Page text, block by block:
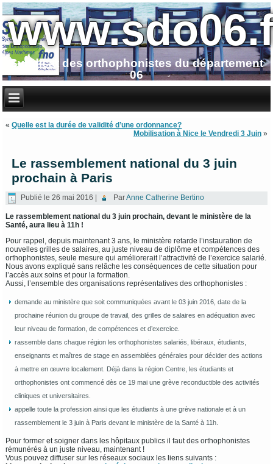
Syndicat des orthophonistes du département
06
«Quelle est la durée de validité d’une ordonnance?
Mobilisation à Nice le Vendredi 3 Juin»
Le rassemblement national du 3 juin
prochain à Paris
Publié le 26 mai 2016 ParAnne Catherine Bertino
Le rassemblement national du 3 juin prochain, devant le ministère de la
Santé, aura lieu à 11h !
Pour rappel, depuis maintenant 3 ans, le ministère retarde l’instauration de
nouvelles grilles de salaires, au juste niveau de diplôme et compétences des
orthophonistes, seule mesure qui améliorerait l’attractivité de l’exercice salarié.
Nous avons expliqué sans relâche les conséquences de cette situation pour
l’accès aux soins et pour la formation.
Aussi, l’ensemble des organisations représentatives des orthophonistes :
demande au ministère que soit communiquées avant le 03 juin 2016, date de la
prochaine réunion du groupe de travail, des grilles de salaires en adéquation avec
leur niveau de formation, de compétences et d’exercice.
rassemble dans chaque région les orthophonistes salariés, libéraux, étudiants,
enseignants et maîtres de stage en assemblées générales pour décider des actions
à mettre en œuvre localement. Déjà dans la région Centre, les étudiants et
orthophonistes ont commencé dès ce 19 mai une grève reconductible des activités
cliniques et universitaires.
appelle toute la profession ainsi que les étudiants à une grève nationale et à un
rassemblement le 3 juin à Paris devant le ministère de la Santé à 11h.
Pour former et soigner dans les hôpitaux publics il faut des orthophonistes
rémunérés à un juste niveau, maintenant !
Vous pouvez diffuser sur les réseaux sociaux les liens suivants :